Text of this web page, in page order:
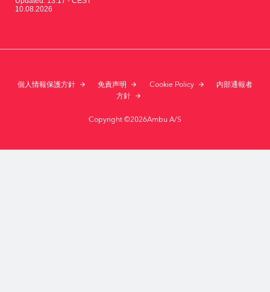
個人情報保護方針 免責声明 Cookie Policy
内部通報者
方針
Copyright ©2026Ambu A/S